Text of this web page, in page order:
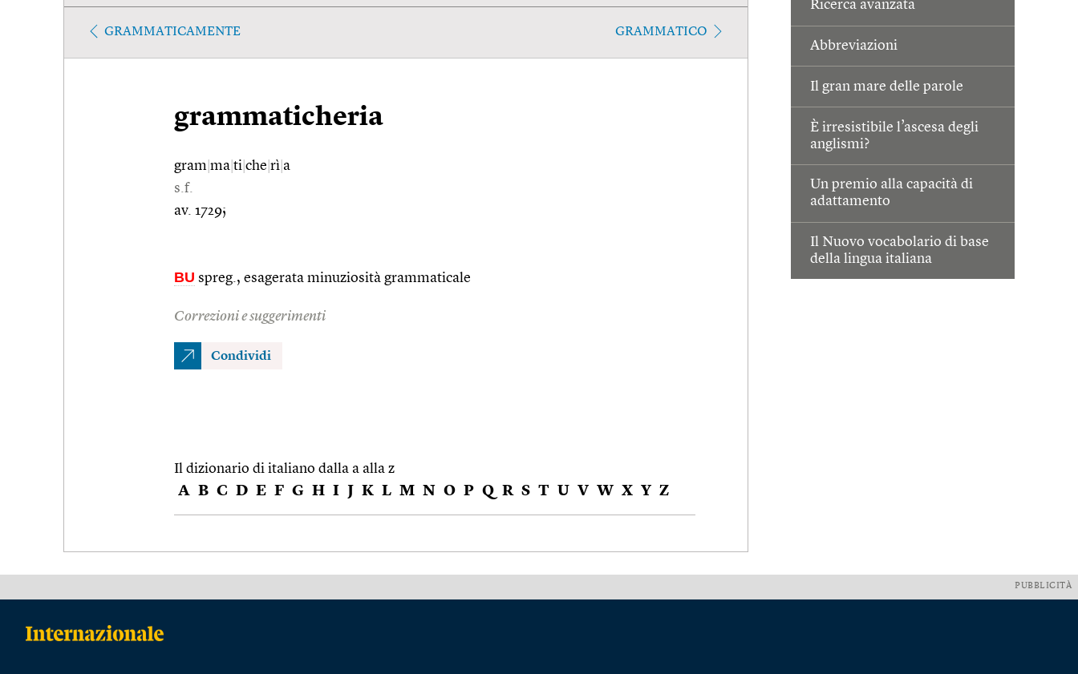
Ricerca avanzata
Abbreviazioni
Il gran mare delle parole
È irresistibile l’ascesa degli
anglismi?
Un premio alla capacità di
adattamento
Il Nuovo vocabolario di base
della lingua italiana
GRAMMATICAMENTE GRAMMATICO
grammaticheria
gram ma ti che rì a
s.f.
av. 1729;
BU spreg., esagerata minuziosità grammaticale
Correzioni e suggerimenti
Condividi
Il dizionario di italiano dalla a alla z
A B C D E F G H I J K L M N O P Q R S T U V W X Y Z
PUBBLICITÀ